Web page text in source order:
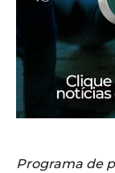
Programa de